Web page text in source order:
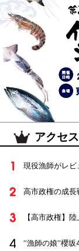
アクセ
現役漁師がレ
高市政権の成
【高市政権】
‘‘漁師の娘‘‘櫻